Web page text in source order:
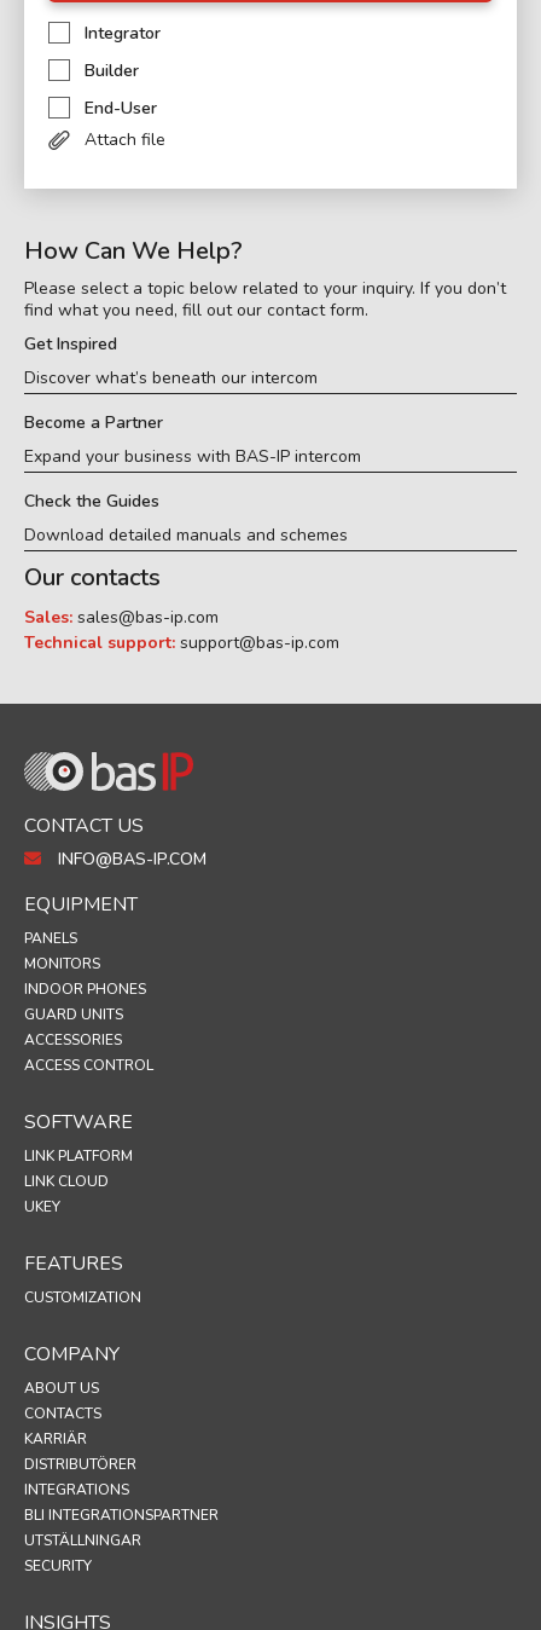
Integrator
Builder
End-User
Attach file
How Can We Help?
Please select a topic below related to your inquiry. If you don’t
find what you need, fill out our contact form.
Get Inspired
Discover what’s beneath our intercom
Become a Partner
Expand your business with BAS-IP intercom
Check the Guides
Download detailed manuals and schemes
Our contacts
Sales: sales@bas-ip.com
Technical support: support@bas-ip.com
CONTACT US
INFO@BAS-IP.COM
EQUIPMENT
PANELS
MONITORS
INDOOR PHONES
GUARD UNITS
ACCESSORIES
ACCESS CONTROL
SOFTWARE
LINK PLATFORM
LINK CLOUD
UKEY
FEATURES
CUSTOMIZATION
COMPANY
ABOUT US
CONTACTS
KARRIÄR
DISTRIBUTÖRER
INTEGRATIONS
BLI INTEGRATIONSPARTNER
UTSTÄLLNINGAR
SECURITY
INSIGHTS